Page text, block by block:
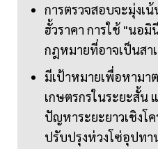
การตรวจสอบจะมุ่งเ
ฮั้วราคา การใช้ "นอมิ
กฎหมายที่อาจเป็นสา
มีเป้าหมายเพื่อหามา
เกษตรกรในระยะสั้น
ปัญหาระยะยาวเชิงโค
ปรับปรุงห่วงโซ่อุปทา